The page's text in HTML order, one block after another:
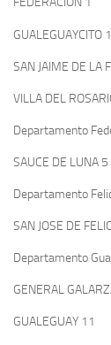
GUALEGUAYCITO 1
SAN JAIME DE LA
VILLA DEL
Departamento
SAUCE DE LUNA 5
Departamento
SAN JOSE DE
Departamento
GENERAL
GUALEGUAY 11